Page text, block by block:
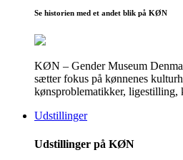
Se historien med et andet blik på KØN
KØN – Gender Museum
sætter fokus på kønnenes
kønsproblematikker, ligestilling,
Udstillinger
Udstillinger på KØN